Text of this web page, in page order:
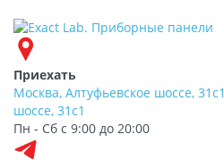
Приехать
Москва, Алтуфьевское шоссе, 31с1
шоссе, 31с1
Пн - Сб с 9:00 до 20:00